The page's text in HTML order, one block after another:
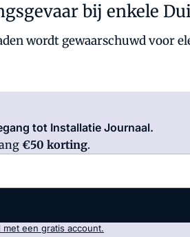
bij enkele
wordt gewaarschuwd voor
tot Installatie Journaal.
€50 korting.
een gratis account.